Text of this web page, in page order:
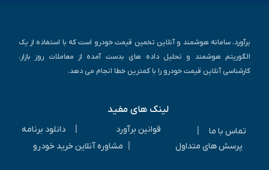
برآورد، سامانه هوشمند و آنلاین تخمین قیمت خودرو است که با استفاده از یک
الگوریتم هوشمند و تحلیل داده های بدست آمده از معاملات روز بازار،
کارشناسی آنلاین قیمت خودرو را با کمترین خطا انجام می دهد.
لینک های مفید
تماس با ما قوانین برآورد
دانلود برنامه
پرسش های متداول
مشاوره آنلاین خرید خودرو